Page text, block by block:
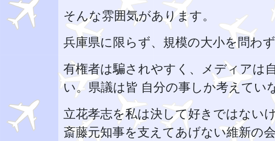
そんな雰囲気があります。
兵庫県に限らず、規模の大小を問わ
有権者は騙されやすく、メディアは
い。県議は皆 自分の事しか考えてい
立花孝志を私は決して好きではない
斎藤元知事を支えてあげない維新の